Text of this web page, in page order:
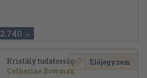
2.740 ,-Ft
Kristály tudatosság
Catherine Bowman
Előjegyzem